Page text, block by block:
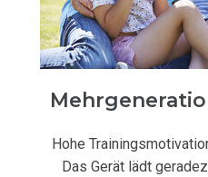
Hohe
Das Gerät lädt